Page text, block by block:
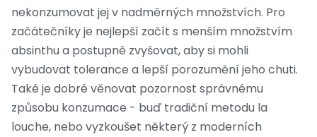
nekonzumovat jej v nadměrných množstvích. Pro
začátečníky je nejlepší začít s menším množstvím
absinthu a postupně zvyšovat, aby si mohli
vybudovat tolerance a lepší porozumění jeho chuti.
Také je dobré věnovat pozornost správnému
způsobu konzumace - buď tradiční metodu la
louche, nebo vyzkoušet některý z moderních